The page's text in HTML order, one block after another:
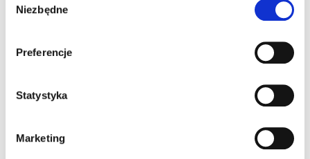
zgody
Niezbędne
Preferencje
Statystyka
Marketing
CREMA NOCCIOLA
CRUNCHY COATINGS